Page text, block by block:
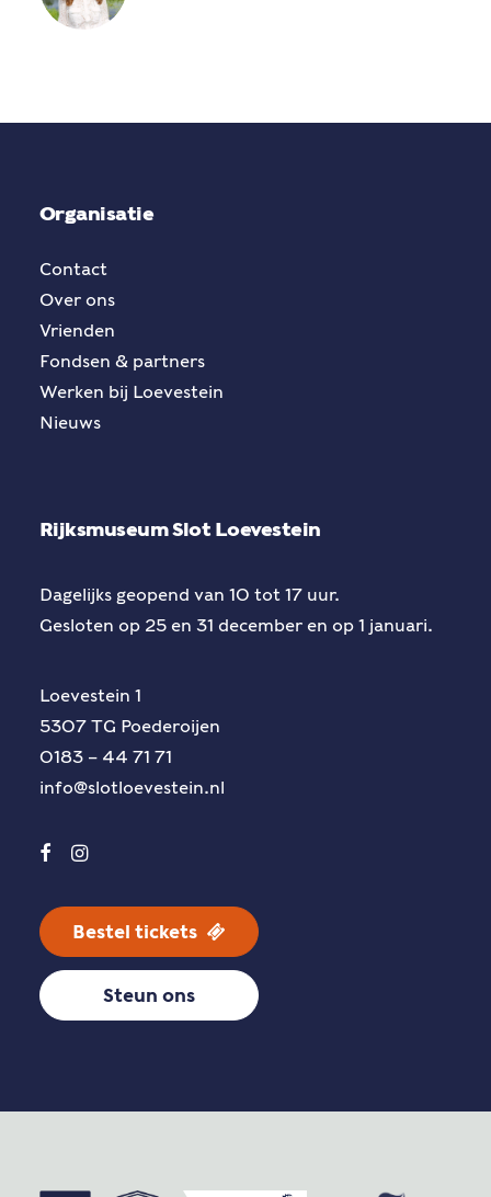
Organisatie
Contact
Over ons
Vrienden
Fondsen & partners
Werken bij Loevestein
Nieuws
Rijksmuseum Slot Loevestein
Dagelijks geopend van 10 tot 17 uur.
Gesloten op 25 en 31 december en op 1 januari.
Loevestein 1
5307 TG Poederoijen
0183 – 44 71 71
info@slotloevestein.nl
Bestel tickets
Steun ons